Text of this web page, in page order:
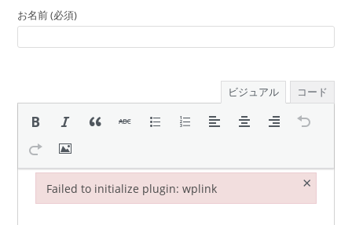
お名前 (必須)
ビジュアル コード
Failed to initialize plugin: wplink ×
Failed to initialize plugin: wplink